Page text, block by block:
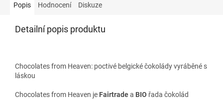
Popis Hodnocení Diskuze
Detailní popis produktu
Chocolates from Heaven: poctivé belgické čokolády vyráběné s
láskou
Chocolates from Heaven je Fairtradea BIO řada čokolád